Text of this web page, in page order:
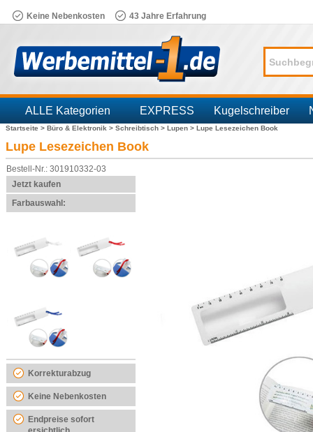
Keine Nebenkosten 43 Jahre Erfahrung
ALLE Kategorien EXPRESS Kugelschreiber
Branchen
Startseite > Büro & Elektronik > Schreibtisch > Lupen > Lupe Lesezeichen Book
Lupe Lesezeichen Book
Bestell-Nr.: 301910332-03
Jetzt kaufen
Farbauswahl:
Korrekturabzug
Keine Nebenkosten
Endpreise sofort